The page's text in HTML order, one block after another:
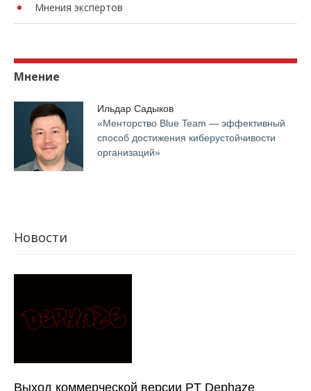
Мнения экспертов
Мнение
Ильдар Садыков
«Менторство Blue Team — эффективный
способ достижения киберустойчивости
организаций»
Новости
Выход коммерческой версии PT Dephaze